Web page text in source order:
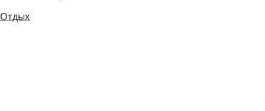
Отдых